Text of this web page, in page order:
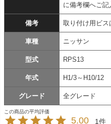
に備考欄へご記
備考 取り付け用ビス
車種 ニッサン
型式 RPS13
年式 H1/3～H10/12
グレード 全グレード
5.00 1